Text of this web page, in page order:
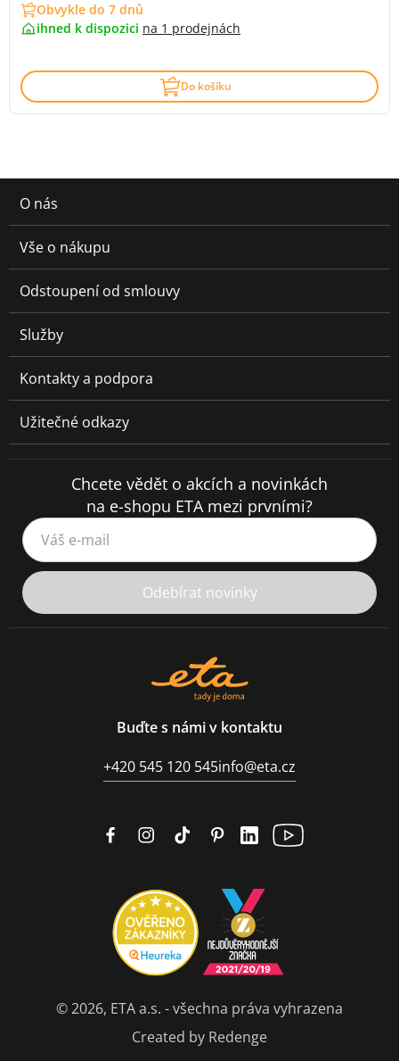
Obvykle do 7 dnů
ihned k dispozici na 1 prodejnách
Do košíku
O nás
Vše o nákupu
Odstoupení od smlouvy
Služby
Kontakty a podpora
Užitečné odkazy
Chcete vědět o akcích a novinkách
na e-shopu ETA mezi prvními?
Váš e-mail
Odebírat novinky
Buďte s námi v kontaktu
+420 545 120 545info@eta.cz
© 2026, ETA a.s. - všechna práva vyhrazena
Created by Redenge